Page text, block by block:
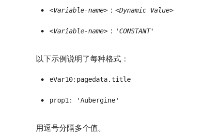
<Variable-name> ： <Dynamic Value>
<Variable-name> ： 'CONSTANT'
以下示例说明了每种格式：
eVar10:pagedata.title
prop1: 'Aubergine'
用逗号分隔多个值。